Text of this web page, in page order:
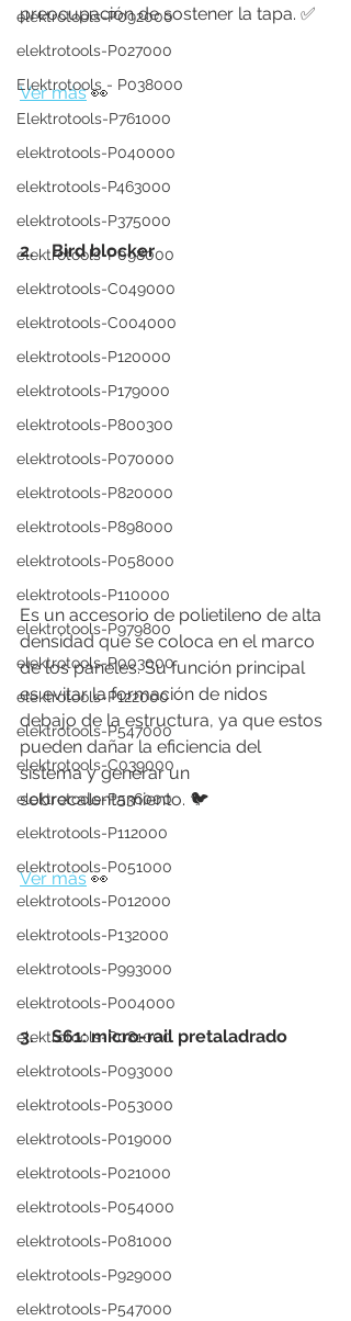
elektrotools-P092000
elektrotools-P027000
Elektrotools - P038000
Elektrotools-P761000
elektrotools-P040000
elektrotools-P463000
elektrotools-P375000
elektrotools-P098000
elektrotools-C049000
elektrotools-C004000
elektrotools-P120000
elektrotools-P179000
elektrotools-P800300
elektrotools-P070000
elektrotools-P820000
elektrotools-P898000
elektrotools-P058000
elektrotools-P110000
elektrotools-P979800
elektrotools-P003000
elektrotools-P122000
elektrotools-P547000
elektrotools-C039000
elektrotools-P536000
elektrotools-P112000
elektrotools-P051000
elektrotools-P012000
elektrotools-P132000
elektrotools-P993000
elektrotools-P004000
elektrotools-P081000
elektrotools-P093000
elektrotools-P053000
elektrotools-P019000
elektrotools-P021000
elektrotools-P054000
elektrotools-P081000
elektrotools-P929000
elektrotools-P547000
preocupación de sostener la tapa. ✅
Ver más 👀
2.    Bird blocker
Es un accesorio de polietileno de alta
densidad que se coloca en el marco
de los paneles. Su función principal
es evitar la formación de nidos
debajo de la estructura, ya que estos
pueden dañar la eficiencia del
sistema y generar un
sobrecalentamiento. 🐦
Ver más 👀
3.    S61: micro-rail pretaladrado